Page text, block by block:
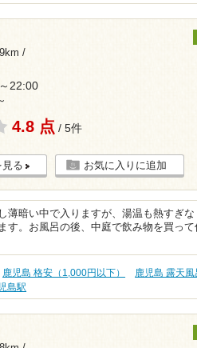
/
22:00
4.8 点 / 5件
る お気に入りに追加
薄暗い中で入りますが、湯温も熱すぎ
す。お風呂の後、中庭で飲み物を買って
鹿児島 格安（1,000円以下）
鹿児島 露天風
島駅